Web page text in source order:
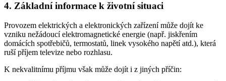
4. Základní informace k životní situaci
Provozem elektrických a elektronických zařízení může dojít ke
vzniku nežádoucí elektromagnetické energie (např. jiskřením
domácích spotřebičů, termostatů, linek vysokého napětí atd.), která
ruší příjem televize nebo rozhlasu.
K nekvalitnímu příjmu však může dojít i z jiných příčin: